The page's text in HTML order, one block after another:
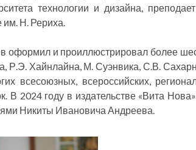
технологии и дизайна,
Н. Рериха.
оформил и проиллюстрировал более
Р.Э. Хайнлайна, М. Суэнвика, С.В.
всесоюзных, всероссийских,
В 2024 году в издательстве «Вита
Никиты Ивановича Андреева.